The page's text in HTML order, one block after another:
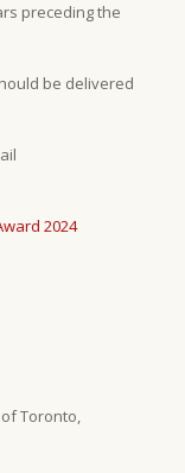
preceding the
be delivered
2024
Toronto,